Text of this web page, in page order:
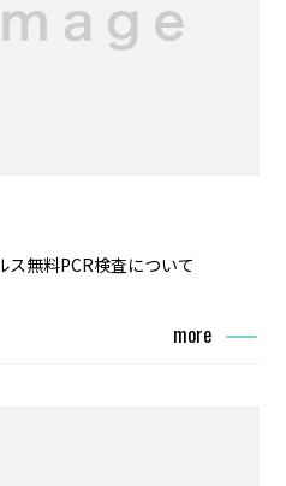
ス無料PCR検査について
more